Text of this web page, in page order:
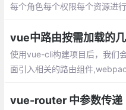
每个角色每个权限每个资源进
就不会涉及，当我接触的时候
vue中路由按需加载的
使用vue-cli构建项目后，我们
面引入相关的路由组件
vue-router 中参数传